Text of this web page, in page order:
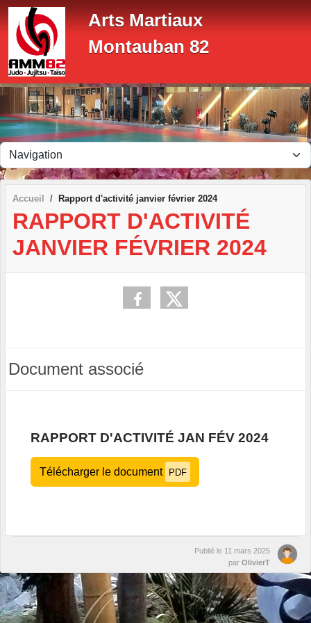
Arts Martiaux
Montauban 82
Accueil Rapport d'activité janvier février 2024
RAPPORT D'ACTIVITÉ
JANVIER FÉVRIER 2024
Document associé
RAPPORT D'ACTIVITÉ JAN FÉV 2024
Télécharger le document PDF
Publié le 11 mars 2025
par OlivierT
Panneau de gestion des cookies